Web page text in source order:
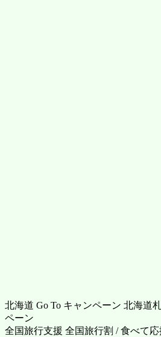
北海道 Go To キャンペーン 北海道
ペーン
全国旅行支援 全国旅行割 / 食べて